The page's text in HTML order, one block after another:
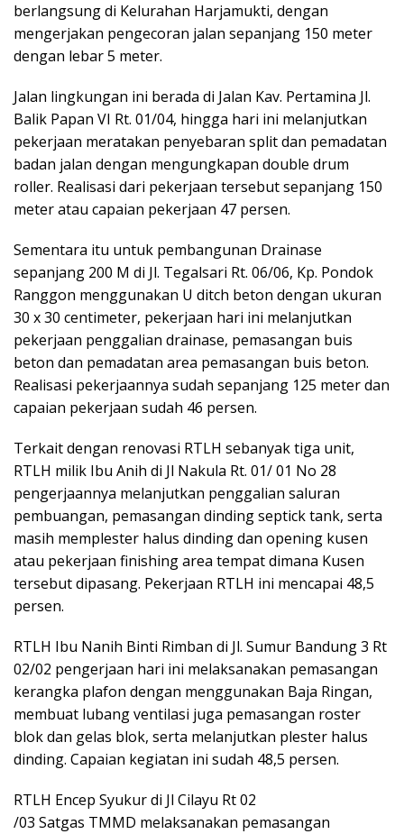
berlangsung di Kelurahan Harjamukti, dengan
mengerjakan pengecoran jalan sepanjang 150 meter
dengan lebar 5 meter.
Jalan lingkungan ini berada di Jalan Kav. Pertamina Jl.
Balik Papan VI Rt. 01/04, hingga hari ini melanjutkan
pekerjaan meratakan penyebaran split dan pemadatan
badan jalan dengan mengungkapan double drum
roller. Realisasi dari pekerjaan tersebut sepanjang 150
meter atau capaian pekerjaan 47 persen.
Sementara itu untuk pembangunan Drainase
sepanjang 200 M di Jl. Tegalsari Rt. 06/06, Kp. Pondok
Ranggon menggunakan U ditch beton dengan ukuran
30 x 30 centimeter, pekerjaan hari ini melanjutkan
pekerjaan penggalian drainase, pemasangan buis
beton dan pemadatan area pemasangan buis beton.
Realisasi pekerjaannya sudah sepanjang 125 meter dan
capaian pekerjaan sudah 46 persen.
Terkait dengan renovasi RTLH sebanyak tiga unit,
RTLH milik Ibu Anih di Jl Nakula Rt. 01/ 01 No 28
pengerjaannya melanjutkan penggalian saluran
pembuangan, pemasangan dinding septick tank, serta
masih memplester halus dinding dan opening kusen
atau pekerjaan finishing area tempat dimana Kusen
tersebut dipasang. Pekerjaan RTLH ini mencapai 48,5
persen.
RTLH Ibu Nanih Binti Rimban di Jl. Sumur Bandung 3 Rt
02/02 pengerjaan hari ini melaksanakan pemasangan
kerangka plafon dengan menggunakan Baja Ringan,
membuat lubang ventilasi juga pemasangan roster
blok dan gelas blok, serta melanjutkan plester halus
dinding. Capaian kegiatan ini sudah 48,5 persen.
RTLH Encep Syukur di Jl Cilayu Rt 02
/03 Satgas TMMD melaksanakan pemasangan